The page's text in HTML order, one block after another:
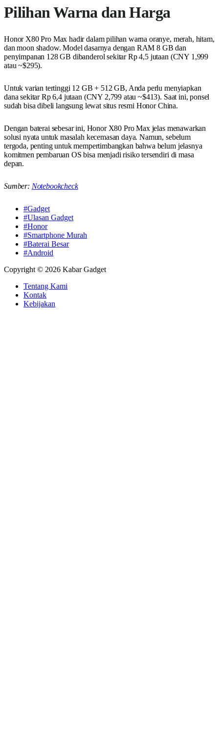
Pilihan Warna dan Harga
Honor X80 Pro Max hadir dalam pilihan warna oranye, merah, hitam,
dan moon shadow. Model dasarnya dengan RAM 8 GB dan
penyimpanan 128 GB dibanderol sekitar Rp 4,5 jutaan (CNY 1,999
atau ~$295).
Untuk varian tertinggi 12 GB + 512 GB, Anda perlu menyiapkan
dana sekitar Rp 6,4 jutaan (CNY 2,799 atau ~$413). Saat ini, ponsel
sudah bisa dibeli langsung lewat situs resmi Honor China.
Dengan baterai sebesar ini, Honor X80 Pro Max jelas menawarkan
solusi nyata untuk masalah kecemasan daya. Namun, sebelum
tergoda, penting untuk mempertimbangkan bahwa belum jelasnya
komitmen pembaruan OS bisa menjadi risiko tersendiri di masa
depan.
Sumber: Notebookcheck
#Gadget
#Ulasan Gadget
#Honor
#Smartphone Murah
#Baterai Besar
#Android
Copyright © 2026 Kabar Gadget
Tentang Kami
Kontak
Kebijakan